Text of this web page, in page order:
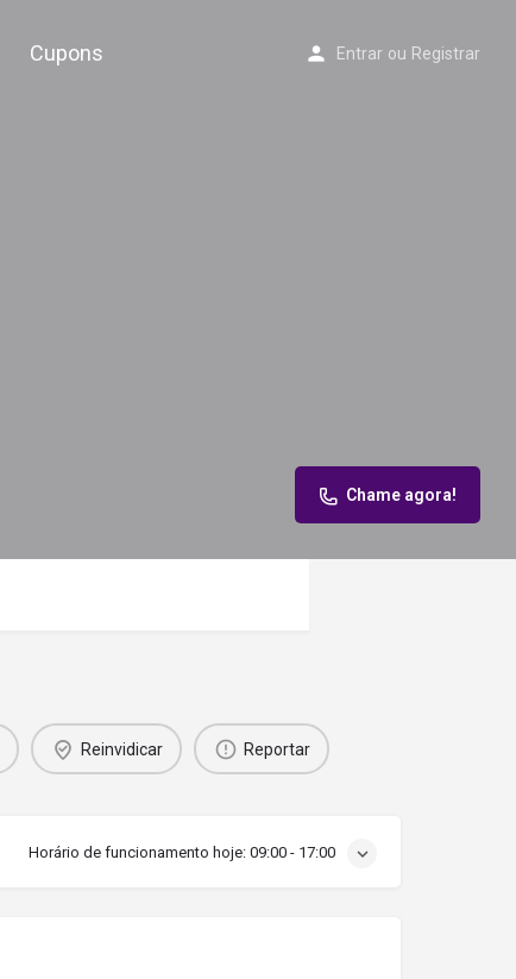
Cupons Entrar ou Registrar
Chame agora!
Reinvidicar Reportar
Horário de funcionamento hoje: 09:00 - 17:00